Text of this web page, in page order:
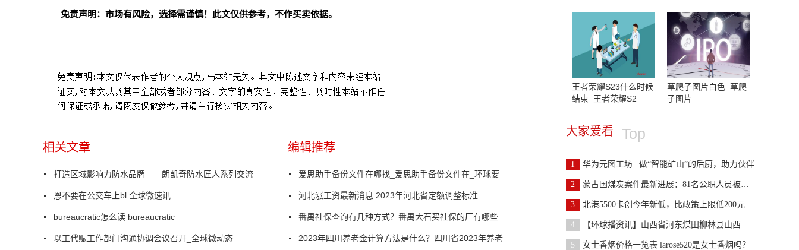
免责声明：市场有风险，选择需谨慎！此文仅供参考，不作买卖依据。
相关文章
打造区域影响力防水品牌——朗凯奇防水匠人系列交流
恩不要在公交车上bl 全球微速讯
bureaucratic怎么读 bureaucratic
以工代赈工作部门沟通协调会议召开_全球微动态
编辑推荐
爱思助手备份文件在哪找_爱思助手备份文件在_环球要
河北涨工资最新消息 2023年河北省定额调整标准
番禺社保查询有几种方式？番禺大石买社保的厂有哪些
2023年四川养老金计算方法是什么？四川省2023年养老
王者荣耀S23什么时候
结束_王者荣耀S2
草爬子图片白色_草爬
子图片
大家爱看 Top
1 华为元图工坊 | 做“智能矿山”的后厨，助力伙伴
2 蒙古国煤炭案件最新进展：81名公职人员被指控刑事犯
3 北港5500卡创今年新低，比政策上限低200元左右！电
4 【环球播资讯】山西省河东煤田柳林县山西柳林联盛哪
5 女士香烟价格一览表 larose520是女士香烟吗？